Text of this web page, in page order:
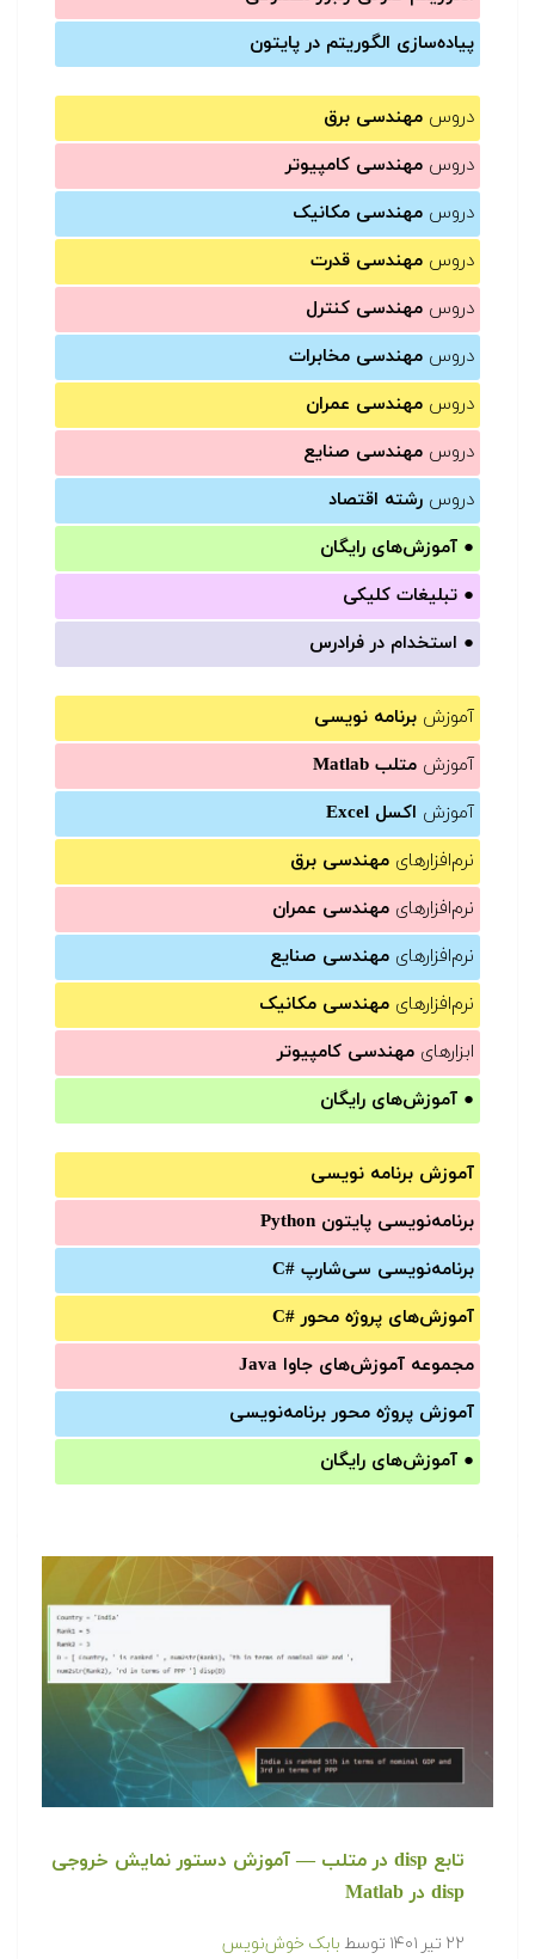
پیاده‌سازی الگوریتم در پایتون
دروس مهندسی برق
دروس مهندسی کامپیوتر
دروس مهندسی مکانیک
دروس مهندسی قدرت
دروس مهندسی کنترل
دروس مهندسی مخابرات
دروس مهندسی عمران
دروس مهندسی صنایع
دروس رشته اقتصاد
● آموزش‌های رایگان
● تبلیغات کلیکی
● استخدام در فرادرس
آموزش برنامه نویسی
آموزش متلب Matlab
آموزش اکسل Excel
نرم‌افزارهای مهندسی برق
نرم‌افزارهای مهندسی عمران
نرم‌افزارهای مهندسی صنایع
نرم‌افزارهای مهندسی مکانیک
ابزارهای مهندسی کامپیوتر
● آموزش‌های رایگان
آموزش برنامه نویسی
برنامه‌نویسی پایتون Python
برنامه‌‌نویسی سی‌شارپ C#‎
آموزش‌های پروژه محور #C
مجموعه آموزش‌های جاوا Java
آموزش‌ پروژه محور برنامه‌نویسی
● آموزش‌های رایگان
تابع disp در متلب — آموزش دستور نمایش خروجی
disp در Matlab
۲۲ تیر ۱۴۰۱ توسط بابک خوش‌نویس